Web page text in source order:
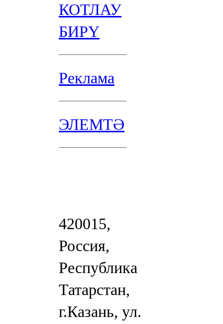
КОТЛАУ
БИРҮ
Реклама
ЭЛЕМТӘ
420015,
Россия,
Республика
Татарстан,
г.Казань, ул.